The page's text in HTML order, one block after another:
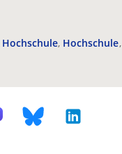
Hochschule Hochschule